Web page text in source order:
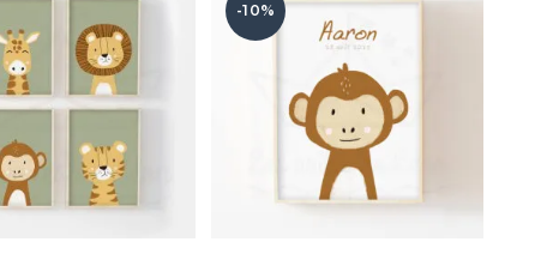
-10%